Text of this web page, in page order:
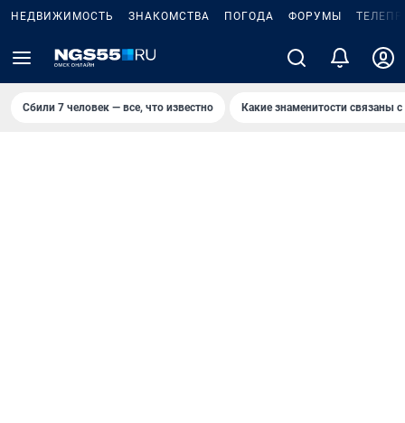
НЕДВИЖИМОСТЬ ЗНАКОМСТВА ПОГОДА ФОРУМЫ
Сбили 7 человек — все, что известно Какие знаменитости связаны